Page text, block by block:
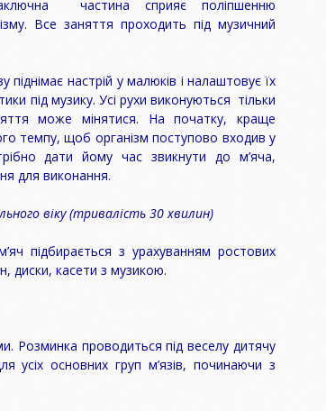
частина сприяє поліпшенню
Все заняття проходить під музичний
настрій у малюків і налаштовує їх
під музику. Усі рухи виконуються тільки
може мінятися. На початку, краще
темпу, щоб організм поступово входив у
дати йому час звикнути до м’яча,
для виконання.
віку(тривалість 30 хвилин)
підбирається з урахуванням ростових
диски, касети з музикою.
Розминка проводиться під веселу дитячу
усіх основних груп м’язів, починаючи з